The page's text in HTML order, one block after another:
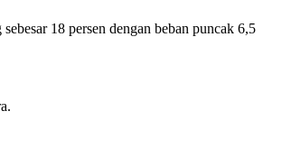
18 persen dengan beban puncak 6,5